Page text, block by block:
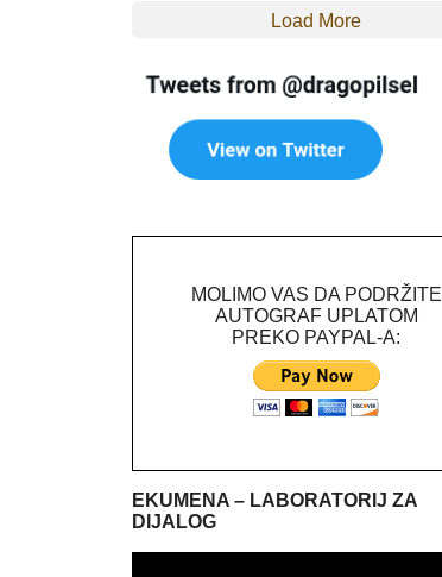
Load More
MOLIMO VAS DA PODRŽITE
AUTOGRAF UPLATOM
PREKO PAYPAL-A:
EKUMENA – LABORATORIJ ZA
DIJALOG